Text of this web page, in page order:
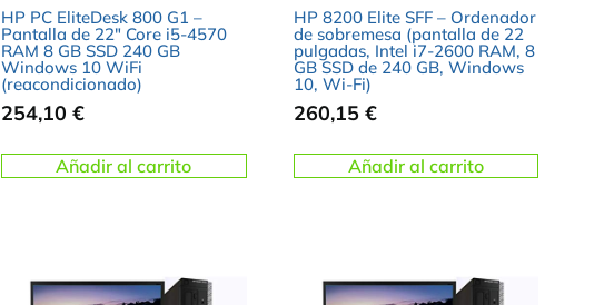
HP PC EliteDesk 800 G1 –
Pantalla de 22″ Core i5-4570
RAM 8 GB SSD 240 GB
Windows 10 WiFi
(reacondicionado)
254,10€
Añadir al carrito
HP 8200 Elite SFF – Ordenador
de sobremesa (pantalla de 22
pulgadas, Intel i7-2600 RAM, 8
GB SSD de 240 GB, Windows
10, Wi-Fi)
260,15 €
Añadir al carrito